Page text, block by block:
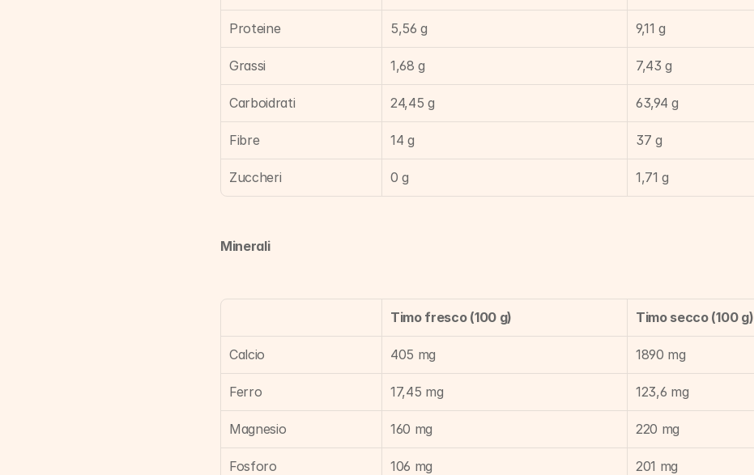
Proteine 5,56 g 9,11 g
Grassi 1,68 g 7,43 g
Carboidrati 24,45 g 63,94 g
Fibre 14 g 37 g
Zuccheri 0 g 1,71 g
Minerali
Timo fresco (100 g) Timo secco (100 g)
Calcio 405 mg 1890 mg
Ferro 17,45 mg 123,6 mg
Magnesio 160 mg 220 mg
Fosforo 106 mg 201 mg